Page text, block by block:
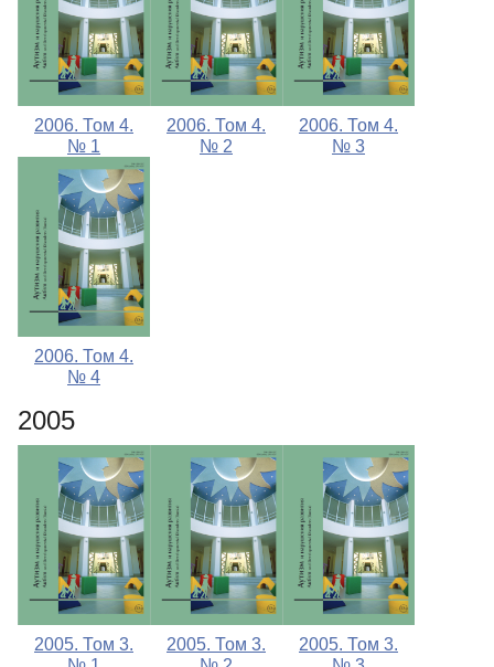
2006. Том 4.
№ 1
2006. Том 4.
№ 2
2006. Том 4.
№ 3
2006. Том 4.
№ 4
2005
2005. Том 3.
2005. Том 3.
2005. Том 3.